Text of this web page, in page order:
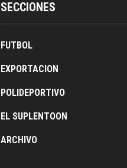
SECCIONES
FUTBOL
EXPORTACION
POLIDEPORTIVO
EL SUPLENTOON
ARCHIVO